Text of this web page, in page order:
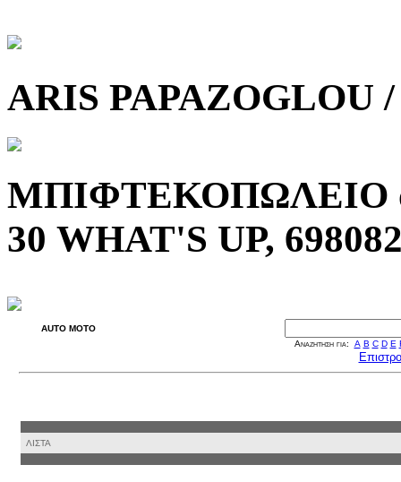
ARIS PAPAZOGLOU
ΜΠΙΦΤΕΚΟΠΩΛΕΙΟ
30 WHAT'S UP,
AUTO MOTO
Αναζήτηση για: A B C D E
ΛΙΣΤΑ